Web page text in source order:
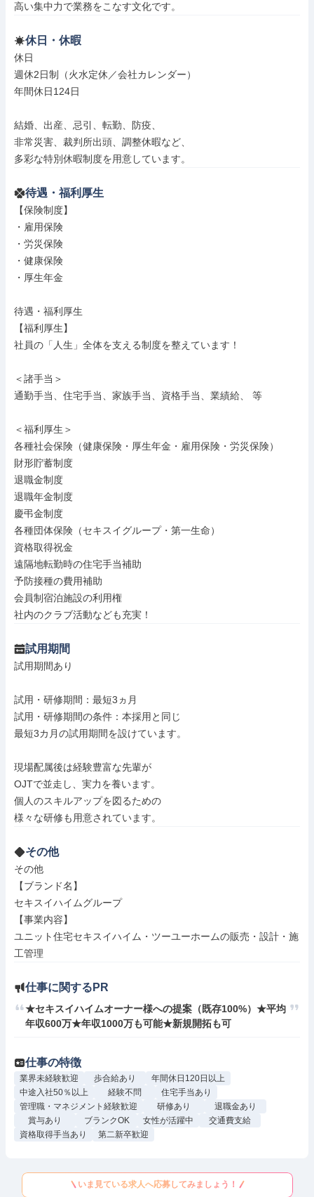
高い集中力で業務をこなす文化です。
休日・休暇
休日
週休2日制（火水定休／会社カレンダー）
年間休日124日
結婚、出産、忌引、転勤、防疫、
非常災害、裁判所出頭、調整休暇など、
多彩な特別休暇制度を用意しています。
待遇・福利厚生
【保険制度】
・雇用保険
・労災保険
・健康保険
・厚生年金
待遇・福利厚生
【福利厚生】
社員の「人生」全体を支える制度を整えています！
＜諸手当＞
通勤手当、住宅手当、家族手当、資格手当、業績給、 等
＜福利厚生＞
各種社会保険（健康保険・厚生年金・雇用保険・労災保険）
財形貯蓄制度
退職金制度
退職年金制度
慶弔金制度
各種団体保険（セキスイグループ・第一生命）
資格取得祝金
遠隔地転勤時の住宅手当補助
予防接種の費用補助
会員制宿泊施設の利用権
社内のクラブ活動なども充実！
試用期間
試用期間あり
試用・研修期間：最短3ヵ月
試用・研修期間の条件：本採用と同じ
最短3カ月の試用期間を設けています。
現場配属後は経験豊富な先輩が
OJTで並走し、実力を養います。
個人のスキルアップを図るための
その他
その他
【ブランド名】
セキスイハイムグループ
【事業内容】
ユニット住宅セキスイハイム・ツーユーホームの販売・設計・施
工管理
仕事に関するPR
★セキスイハイムオーナー様への提案（既存100%）★平均
年収600万★年収1000万も可能★新規開拓も可
仕事の特徴
業界未経験歓迎 歩合給あり
年間休日120日以上
中途入社50％以上
経験不問
住宅手当あり
管理職・マネジメント経験歓迎
研修あり
退職金あり
賞与あり
ブランクOK 女性が活躍中
交通費支給
資格取得手当あり
第二新卒歓迎
いま見ている求人へ応募してみましょう！